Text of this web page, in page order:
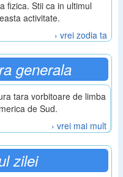
fizica. Stii ca in ultimul
activitate.
› vrei zodia ta
generala
tara vorbitoare de limba
de Sud.
› vrei mai mult
zilei